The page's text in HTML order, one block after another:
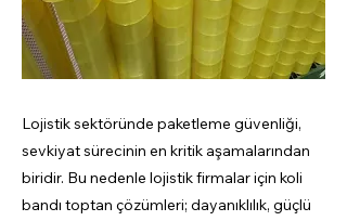
Lojistik sektöründe paketleme güvenliği,
sevkiyat sürecinin en kritik aşamalarından
biridir. Bu nedenle lojistik firmalar için koli
bandı toptan çözümleri; dayanıklılık, güçlü